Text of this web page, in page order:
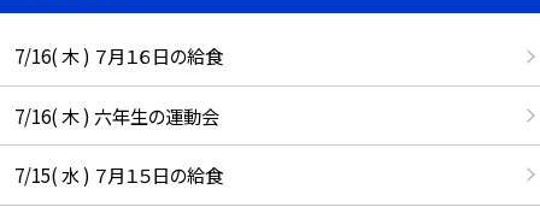
7/16( 木 ) ７月１６日の給食
7/16( 木 ) 六年生の運動会
7/15( 水 ) ７月１５日の給食